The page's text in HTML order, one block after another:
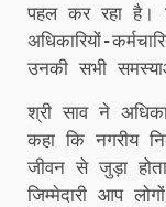
पहल कर रहा है।
अधिकारियों-
उनकी सभी
श्री साव ने
कहा कि नगरीय
जीवन से जुड़ा
जिम्मेदारी आप